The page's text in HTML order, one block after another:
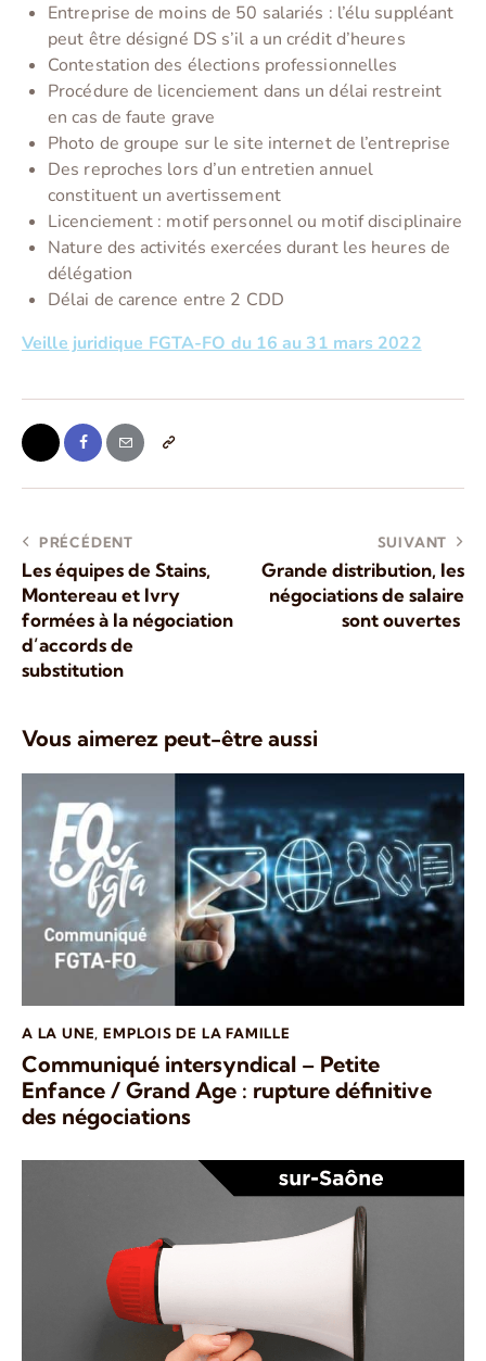
Entreprise de moins de 50 salariés : l’élu suppléant
peut être désigné DS s’il a un crédit d’heures
Contestation des élections professionnelles
Procédure de licenciement dans un délai restreint
en cas de faute grave
Photo de groupe sur le site internet de l’entreprise
Des reproches lors d’un entretien annuel
constituent un avertissement
Licenciement : motif personnel ou motif disciplinaire
Nature des activités exercées durant les heures de
délégation
Délai de carence entre 2 CDD
Veille juridique FGTA-FO du 16 au 31 mars 2022
PRÉCÉDENT
Les équipes de Stains,
Montereau et Ivry
formées à la négociation
d’accords de
substitution
SUIVANT
Grande distribution, les
négociations de salaire
sont ouvertes
Vous aimerez peut-être aussi
A LA UNE,EMPLOIS DE LA FAMILLE
Communiqué intersyndical – Petite
Enfance / Grand Age : rupture définitive
des négociations